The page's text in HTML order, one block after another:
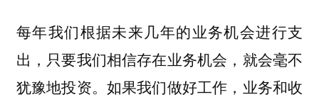
每年我们根据未来几年的业务机会进行支
出，只要我们相信存在业务机会，就会毫不
犹豫地投资。如果我们做好工作，业务和收